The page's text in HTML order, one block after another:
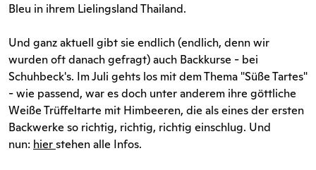
Bleu in ihrem Lielingsland Thailand.
Und ganz aktuell gibt sie endlich (endlich, denn wir
wurden oft danach gefragt) auch Backkurse - bei
Schuhbeck's. Im Juli gehts los mit dem Thema "Süße Tartes"
- wie passend, war es doch unter anderem ihre göttliche
Weiße Trüffeltarte mit Himbeeren, die als eines der ersten
Backwerke so richtig, richtig, richtig einschlug. Und
nun: hierstehen alle Infos.